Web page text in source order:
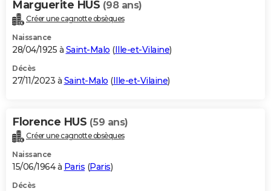
Marguerite HUS (98 ans)
Créer une cagnotte obsèques
Naissance
28/04/1925 à Saint-Malo (Ille-et-Vilaine)
Décès
27/11/2023 à Saint-Malo (Ille-et-Vilaine)
Florence HUS (59 ans)
Créer une cagnotte obsèques
Naissance
15/06/1964 à Paris (Paris)
Décès